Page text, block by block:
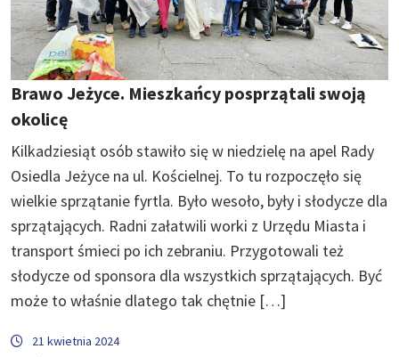
Brawo Jeżyce. Mieszkańcy posprzątali swoją
okolicę
Kilkadziesiąt osób stawiło się w niedzielę na apel Rady
Osiedla Jeżyce na ul. Kościelnej. To tu rozpoczęło się
wielkie sprzątanie fyrtla. Było wesoło, były i słodycze dla
sprzątających. Radni załatwili worki z Urzędu Miasta i
transport śmieci po ich zebraniu. Przygotowali też
słodycze od sponsora dla wszystkich sprzątających. Być
może to właśnie dlatego tak chętnie […]
21 kwietnia 2024